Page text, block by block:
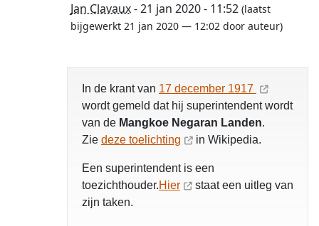
Jan Clavaux- 21 jan 2020 - 11:52 (laatst
bijgewerkt 21 jan 2020 — 12:02 door auteur)
In de krant van 17 december 1917
wordt gemeld dat hij superintendent wordt
van de Mangkoe Negaran Landen.
Zie deze toelichting in Wikipedia.
Een superintendent is een
toezichthouder.Hier
staat een uitleg van
zijn taken.